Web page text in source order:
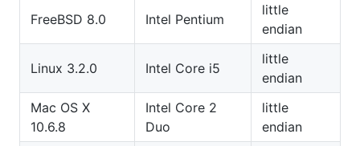
FreeBSD 8.0 Intel Pentium
little
endian
Linux 3.2.0 Intel Core i5
little
endian
Mac OS X
10.6.8
Intel Core 2
Duo
little
endian